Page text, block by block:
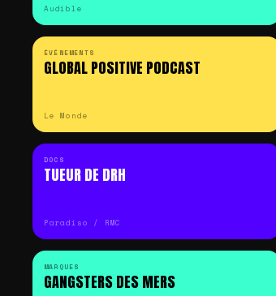
Audible
ÉVÉNEMENTS
GLOBAL POSITIVE PODCAST
Le Monde
DOCS
TUEUR DE DRH
Paradiso / RMC
MARQUES
GANGSTERS DES MERS